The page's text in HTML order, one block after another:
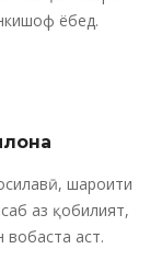
ёбед.
шароити
аз қобилият,
аст.